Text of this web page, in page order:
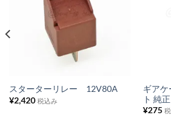
ス
スターターリレー 12V80A
¥2,420 税込み
ギアケ
ト 純
¥275